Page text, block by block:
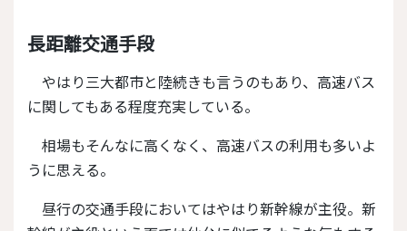
長距離交通手段
やはり三大都市と陸続きも言うのもあり、高速バス
に関してもある程度充実している。
相場もそんなに高くなく、高速バスの利用も多いよ
うに思える。
昼行の交通手段においてはやはり新幹線が主役。新